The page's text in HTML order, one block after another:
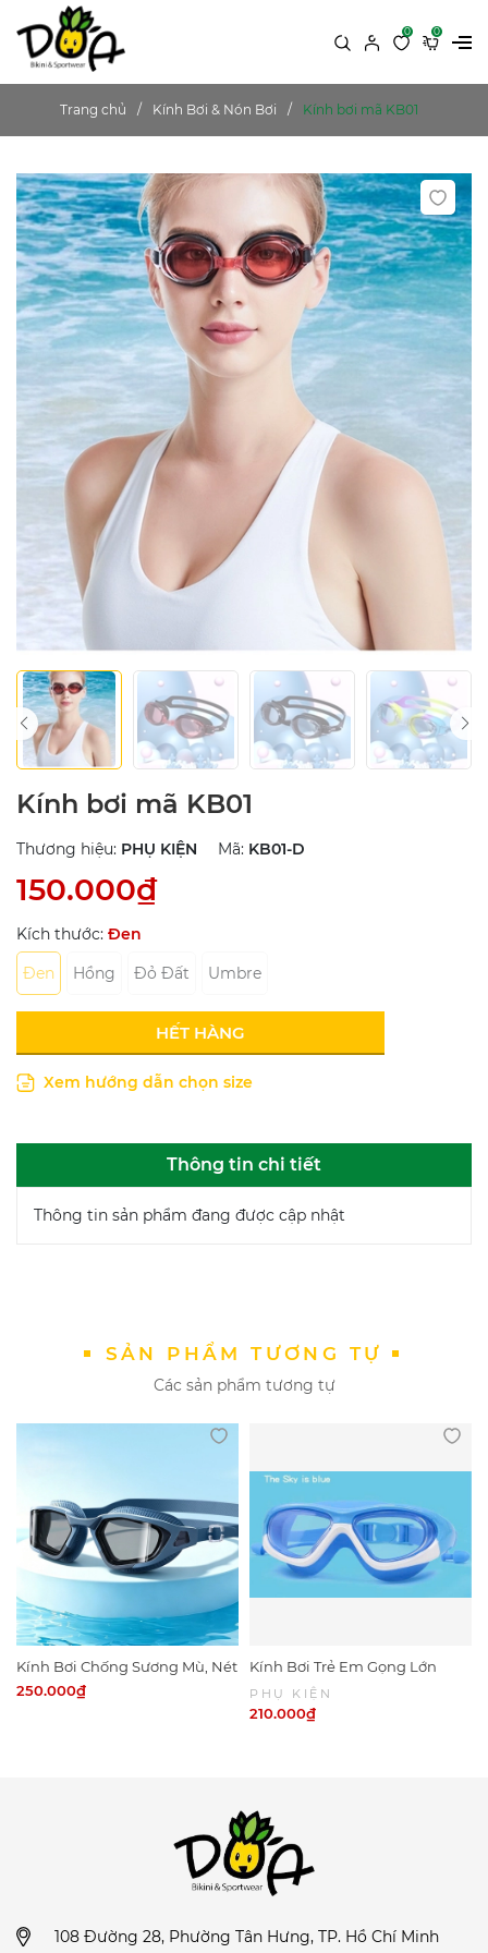
0 0
Trang chủ Kính Bơi & Nón Bơi Kính bơi mã KB01
Kính bơi mã KB01
Thương hiệu: PHỤ KIỆN Mã: KB01-D
150.000₫
Kích thước: Đen
Đen
Hồng Đỏ Đất Umbre
HẾT HÀNG
Xem hướng dẫn chọn size
Thông tin chi tiết
Thông tin sản phẩm đang được cập nhật
SẢN PHẨM TƯƠNG TỰ
Các sản phẩm tương tự
Kính Bơi Chống Sương Mù, Nét
KB1
250.000₫
Kính Bơi Trẻ Em Gọng Lớn
Chống Nước KB13
PHỤ KIỆN
210.000₫
108 Đường 28, Phường Tân Hưng, TP. Hồ Chí Minh